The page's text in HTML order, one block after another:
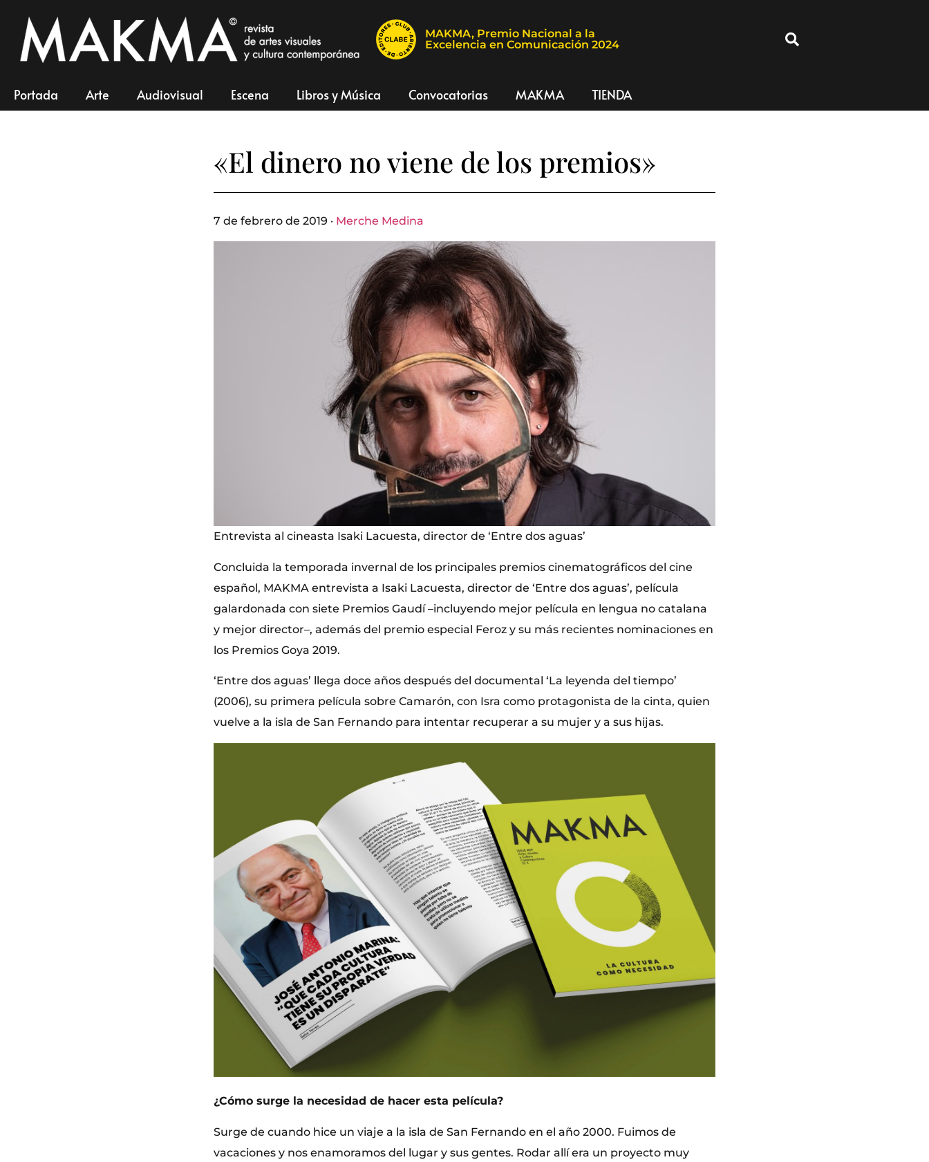
MAKMA, Premio Nacional a la
Excelencia en Comunicación 2024
Portada Arte Audiovisual Escena Libros y Música Convocatorias MAKMA TIENDA
«El dinero no viene de los premios»
7 de febrero de 2019 · Merche Medina
Entrevista al cineasta Isaki Lacuesta, director de ‘Entre dos aguas’
Concluida la temporada invernal de los principales premios cinematográficos del cine
español, MAKMA entrevista a Isaki Lacuesta, director de ‘Entre dos aguas’, película
galardonada con siete Premios Gaudí –incluyendo mejor película en lengua no catalana
y mejor director–, además del premio especial Feroz y su más recientes nominaciones en
los Premios Goya 2019.
‘Entre dos aguas’ llega doce años después del documental ‘La leyenda del tiempo’
(2006), su primera película sobre Camarón, con Isra como protagonista de la cinta, quien
vuelve a la isla de San Fernando para intentar recuperar a su mujer y a sus hijas.
¿Cómo surge la necesidad de hacer esta película?
Surge de cuando hice un viaje a la isla de San Fernando en el año 2000. Fuimos de
vacaciones y nos enamoramos del lugar y sus gentes. Rodar allí era un proyecto muy